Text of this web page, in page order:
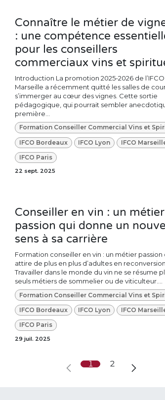
Connaître le métier de
: une compétence
pour les conseillers
commerciaux vins et
Introduction La promotion 2025-2026 de l’IFCO
Marseille a récemment quitté les salles de
s’immerger au cœur des vignes. Cette sortie
pédagogique, qui pourrait sembler
première...
IFCO Bordeaux IFCO Lyon IFCO
IFCO Paris
22 sept. 2025
Conseiller en vin : un métier
passion qui donne un
sens à sa carrière
Formation conseiller en vin : un métier passion
attire de plus en plus d’adultes en reconversion
Travailler dans le monde du vin ne se résume
seuls métiers de sommelier ou de viticulteur....
IFCO Bordeaux IFCO Lyon IFCO
IFCO Paris
29 juil. 2025
1 2